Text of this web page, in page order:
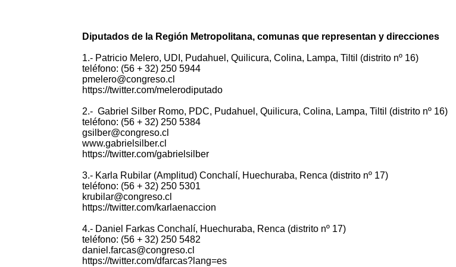
Diputados de la Región Metropolitana, comunas que representan y direcciones
1.- Patricio Melero, UDI, Pudahuel, Quilicura, Colina, Lampa, Tiltil (distrito nº 16)
teléfono: (56 + 32) 250 5944
pmelero@congreso.cl
https://twitter.com/melerodiputado
2.- Gabriel Silber Romo, PDC, Pudahuel, Quilicura, Colina, Lampa, Tiltil (distrito nº 16)
teléfono: (56 + 32) 250 5384
gsilber@congreso.cl
www.gabrielsilber.cl
https://twitter.com/gabrielsilber
3.- Karla Rubilar (Amplitud) Conchalí, Huechuraba, Renca (distrito nº 17)
teléfono: (56 + 32) 250 5301
krubilar@congreso.cl
https://twitter.com/karlaenaccion
4.- Daniel Farkas Conchalí, Huechuraba, Renca (distrito nº 17)
teléfono: (56 + 32) 250 5482
daniel.farcas@congreso.cl
https://twitter.com/dfarcas?lang=es